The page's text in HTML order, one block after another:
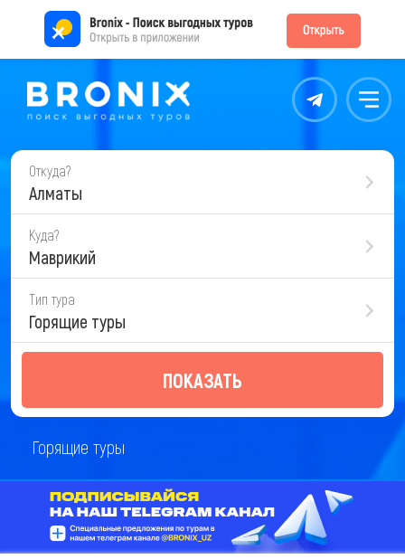
Контакты Меню
Откуда?
Алматы
Куда?
Маврикий
Тип тура
Горящие туры
ПОКАЗАТЬ
Горящие туры